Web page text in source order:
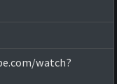
watch?